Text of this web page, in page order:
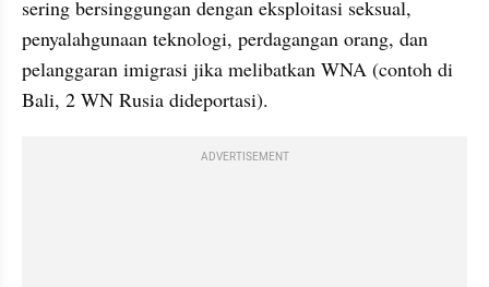
sering bersinggungan dengan eksploitasi seksual,
penyalahgunaan teknologi, perdagangan orang, dan
pelanggaran imigrasi jika melibatkan WNA (contoh di
Bali, 2 WN Rusia dideportasi).
ADVERTISEMENT